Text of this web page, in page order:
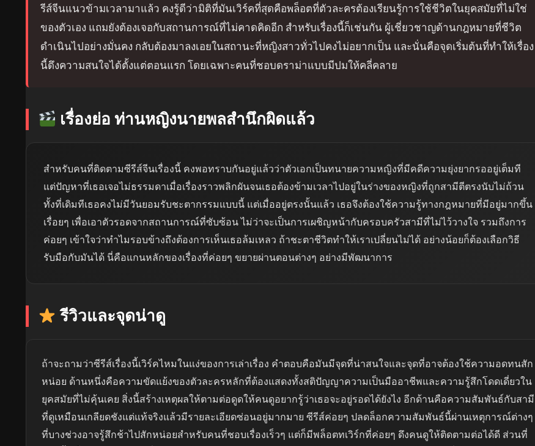
รีส์จีนแนวข้ามเวลามาแล้ว คงรู้ดีว่ามิติที่มันเวิร์คที่สุดคือพล็อตที่ตัวละครต้องเรียนรู้การใช้ชีวิตในยุคสมัยที่ไม่ใช่
ของตัวเอง แถมยังต้องเจอกับสถานการณ์ที่ไม่คาดคิดอีก สำหรับเรื่องนี้ก็เช่นกัน ผู้เชี่ยวชาญด้านกฎหมายที่ชีวิต
ดำเนินไปอย่างมั่นคง กลับต้องมาลงเอยในสถานะที่หญิงสาวทั่วไปคงไม่อยากเป็น และนั่นคือจุดเริ่มต้นที่ทำให้เรื่อง
นี้ดึงความสนใจได้ตั้งแต่ตอนแรก โดยเฉพาะคนที่ชอบดราม่าแบบมีปมให้คลี่คลาย
เรื่องย่อ ท่านหญิงนายพลสำนึกผิดแล้ว
สำหรับคนที่ติดตามซีรีส์จีนเรื่องนี้ คงพอทราบกันอยู่แล้วว่าตัวเอกเป็นทนายความหญิงที่มีคดีความยุ่งยากรออยู่เต็มที
แต่ปัญหาที่เธอเจอไม่ธรรมดาเมื่อเรื่องราวพลิกผันจนเธอต้องข้ามเวลาไปอยู่ในร่างของหญิงที่ถูกสามีตีตรงนับไม่ถ้วน
ทั้งที่เดิมทีเธอคงไม่มีวันยอมรับชะตากรรมแบบนี้ แต่เมื่ออยู่ตรงนั้นแล้ว เธอจึงต้องใช้ความรู้ทางกฎหมายที่มีอยู่มากขึ้น
เรื่อยๆ เพื่อเอาตัวรอดจากสถานการณ์ที่ซับซ้อน ไม่ว่าจะเป็นการเผชิญหน้ากับครอบครัวสามีที่ไม่ไว้วางใจ รวมถึงการ
ค่อยๆ เข้าใจว่าทำไมรอบข้างถึงต้องการเห็นเธอล้มเหลว ถ้าชะตาชีวิตทำให้เราเปลี่ยนไม่ได้ อย่างน้อยก็ต้องเลือกวิธี
รับมือกับมันได้ นี่คือแกนหลักของเรื่องที่ค่อยๆ ขยายผ่านตอนต่างๆ อย่างมีพัฒนาการ
รีวิวและจุดน่าดู
ถ้าจะถามว่าซีรีส์เรื่องนี้เวิร์คไหมในแง่ของการเล่าเรื่อง คำตอบคือมันมีจุดที่น่าสนใจและจุดที่อาจต้องใช้ความอดทนสัก
หน่อย ด้านหนึ่งคือความขัดแย้งของตัวละครหลักที่ต้องแสดงทั้งสติปัญญาความเป็นมืออาชีพและความรู้สึกโดดเดี่ยวใน
ยุคสมัยที่ไม่คุ้นเคย สิ่งนี้สร้างเหตุผลให้ตามต่อดูดให้คนดูอยากรู้ว่าเธอจะอยู่รอดได้ยังไง อีกด้านคือความสัมพันธ์กับสามี
ที่ดูเหมือนเกลียดชังแต่แท้จริงแล้วมีรายละเอียดซ่อนอยู่มากมาย ซีรีส์ค่อยๆ ปลดล็อกความสัมพันธ์นี้ผ่านเหตุการณ์ต่างๆ
ที่บางช่วงอาจรู้สึกช้าไปสักหน่อยสำหรับคนที่ชอบเรื่องเร็วๆ แต่ก็มีพล็อตทเวิร์กที่ค่อยๆ ดึงคนดูให้ติดตามต่อได้ดี ส่วนที่